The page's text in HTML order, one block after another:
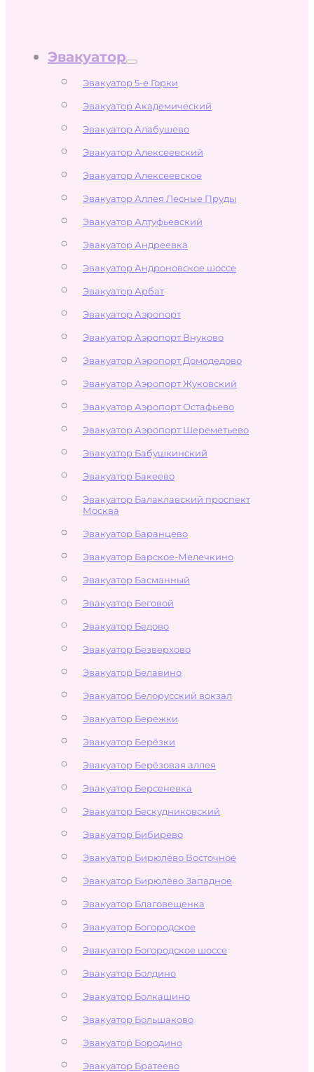
Эвакуатор
Эвакуатор 5-е Горки
Эвакуатор Академический
Эвакуатор Алабушево
Эвакуатор Алексеевский
Эвакуатор Алексеевское
Эвакуатор Аллея Лесные Пруды
Эвакуатор Алтуфьевский
Эвакуатор Андреевка
Эвакуатор Андроновское шоссе
Эвакуатор Арбат
Эвакуатор Аэропорт
Эвакуатор Аэропорт Внуково
Эвакуатор Аэропорт Домодедово
Эвакуатор Аэропорт Жуковский
Эвакуатор Аэропорт Остафьево
Эвакуатор Аэропорт Шереметьево
Эвакуатор Бабушкинский
Эвакуатор Бакеево
Эвакуатор Балаклавский проспект
Москва
Эвакуатор Баранцево
Эвакуатор Барское-Мелечкино
Эвакуатор Басманный
Эвакуатор Беговой
Эвакуатор Бедово
Эвакуатор Безверхово
Эвакуатор Белавино
Эвакуатор Белорусский вокзал
Эвакуатор Бережки
Эвакуатор Берёзки
Эвакуатор Берёзовая аллея
Эвакуатор Берсеневка
Эвакуатор Бескудниковский
Эвакуатор Бибирево
Эвакуатор Бирюлёво Восточное
Эвакуатор Бирюлёво Западное
Эвакуатор Благовещенка
Эвакуатор Богородское
Эвакуатор Богородское шоссе
Эвакуатор Болдино
Эвакуатор Болкашино
Эвакуатор Большаково
Эвакуатор Бородино
Эвакуатор Братеево